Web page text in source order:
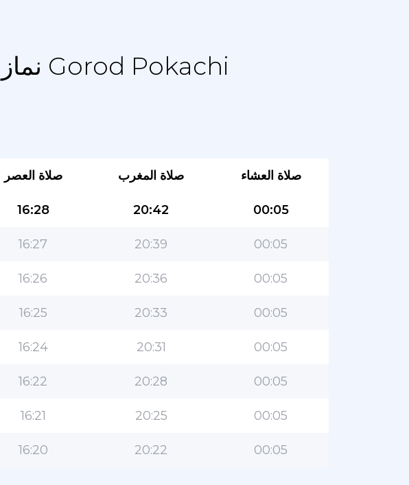
نماز الجدول الزمني - جدول التقويم ل Gorod Pokachi
صلاة العصر صلاة المغرب صلاة العشاء
16:28 20:42 00:05
16:27 20:39 00:05
16:26 20:36 00:05
16:25 20:33 00:05
16:24 20:31 00:05
16:22 20:28 00:05
16:21 20:25 00:05
16:20 20:22 00:05
التطبيق الأكثر شعبية للمسلمين!
التطبيق